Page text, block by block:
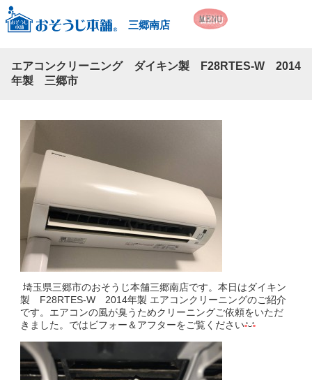
三郷南店
エアコンクリーニング ダイキン製 F28RTES-W 2014
年製 三郷市
埼玉県三郷市のおそうじ本舗三郷南店です。本日はダイキン
製 F28RTES-W 2014年製 エアコンクリーニングのご紹介
です。エアコンの風が臭うためクリーニングご依頼をいただ
きました。ではビフォー＆アフターをご覧ください